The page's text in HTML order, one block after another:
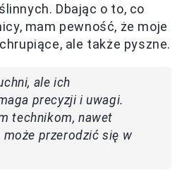
Dbając o to, co
mam pewność, że moje
ale także pyszne.
ale ich
precyzji i uwagi.
technikom, nawet
przerodzić się w